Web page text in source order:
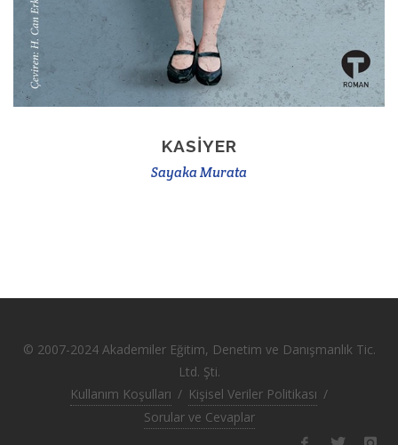
KASIYER
Sayaka Murata
© 2007-2024 Akademiler Eğitim, Denetim ve Danışmanlık Tic.
Ltd. Şti.
Kullanım Koşulları / Kişisel Veriler Politikası /
Sorular ve Cevaplar